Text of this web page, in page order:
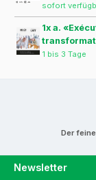
sofort
1x a.
1 bis 3 Tage
Der
Newsletter